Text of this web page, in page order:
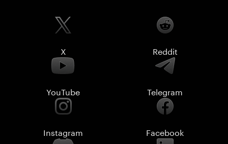
X Reddit
YouTube Telegram
Instagram Facebook